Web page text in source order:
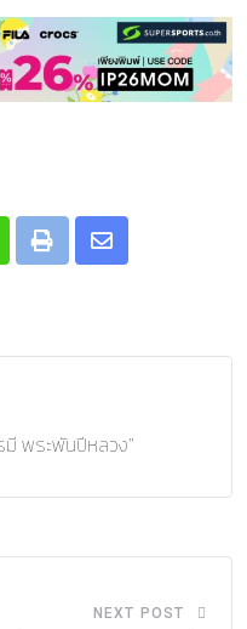
Print
Share
มี พระพันปีหลวง”
NEXT POST